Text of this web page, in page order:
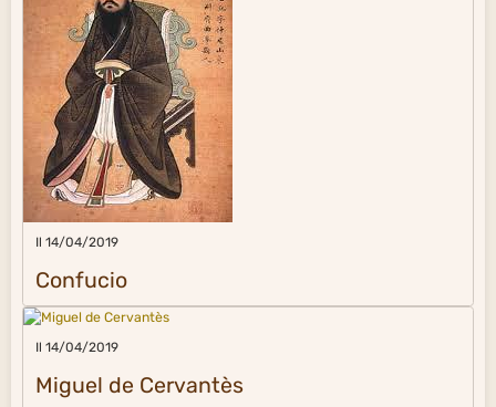
Il 14/04/2019
Confucio
Il 14/04/2019
Miguel de Cervantès